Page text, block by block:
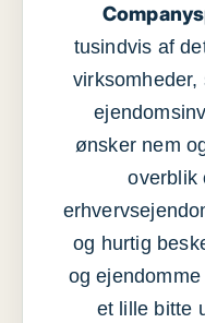
tusindvis af
virksomheder,
ønsker nem
overblik
og hurtig
og
et lille bitte